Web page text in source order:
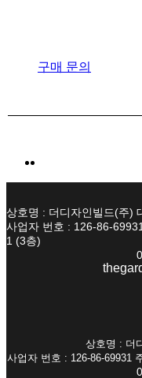
구매 문의
상호명 : 더디자인빌드(주)
사업자 번호 : 126-86-
1 (3층)
상호명 : 더
사업자 번호 : 126-86-69931